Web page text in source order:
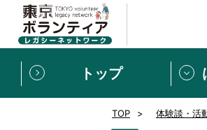
トップ
TOP 体験談・活